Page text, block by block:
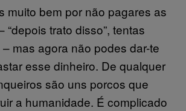
muito bem por não pagares as
“depois trato disso”, tentas
mas agora não podes dar-te
esse dinheiro. De qualquer
são uns porcos que
a humanidade. É complicado